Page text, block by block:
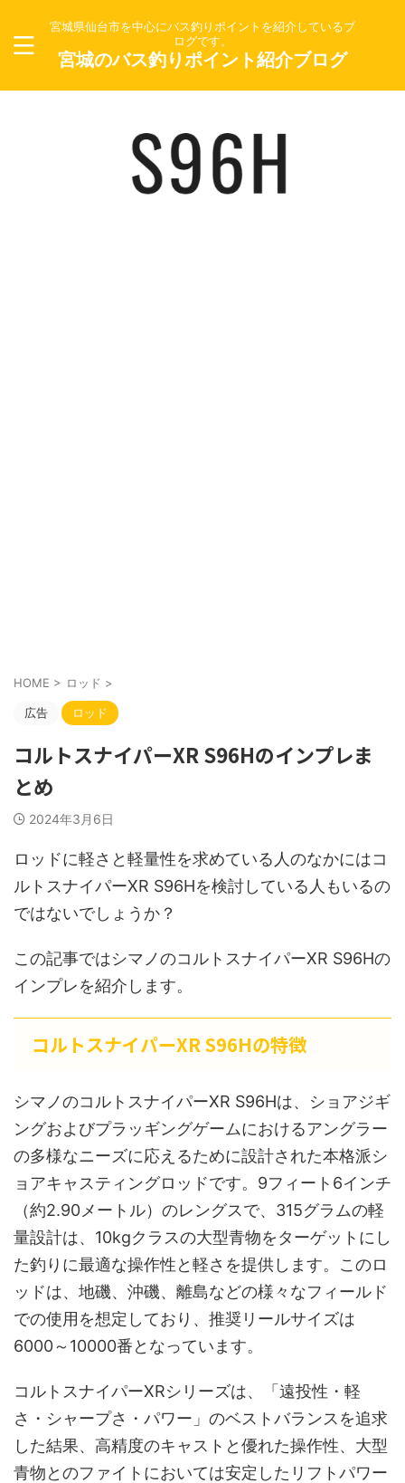
宮城県仙台市を中心にバス釣りポイントを紹介しているブ
ログです。
宮城のバス釣りポイント紹介ブログ
HOME > ロッド >
広告 ロッド
コルトスナイパーXR S96Hのインプレま
とめ
2024年3月6日
ロッドに軽さと軽量性を求めている人のなかにはコ
ルトスナイパーXR S96Hを検討している人もいるの
ではないでしょうか？
この記事ではシマノのコルトスナイパーXR S96Hの
インプレを紹介します。
コルトスナイパーXR S96Hの特徴
シマノのコルトスナイパーXR S96Hは、ショアジギ
ングおよびプラッギングゲームにおけるアングラー
の多様なニーズに応えるために設計された本格派シ
ョアキャスティングロッドです。9フィート6インチ
（約2.90メートル）のレングスで、315グラムの軽
量設計は、10kgクラスの大型青物をターゲットにし
た釣りに最適な操作性と軽さを提供します。このロ
ッドは、地磯、沖磯、離島などの様々なフィールド
での使用を想定しており、推奨リールサイズは
6000～10000番となっています。
コルトスナイパーXRシリーズは、「遠投性・軽
さ・シャープさ・パワー」のベストバランスを追求
した結果、高精度のキャストと優れた操作性、大型
青物とのファイトにおいては安定したリフトパワー